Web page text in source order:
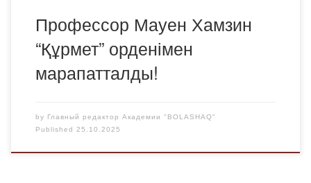
Профессор Мауен Хамзин
“Құрмет” орденімен
марапатталды!
by Главный редактор Академии "BOLASHAQ"
Published 25.10.2025